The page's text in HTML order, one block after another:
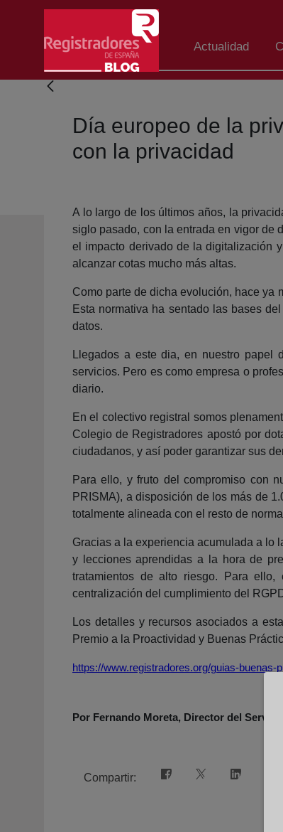
Eduki nagusira joan
Actualidad
Día europeo de la
con la privacidad
A lo largo de los últimos años, la
siglo pasado, con la entrada en vigor de
el impacto derivado de la digitalización
alcanzar cotas mucho más altas.
Como parte de dicha evolución, hace ya
Esta normativa ha sentado las bases
datos.
Llegados a este dia, en nuestro papel
servicios. Pero es como empresa o
diario.
En el colectivo registral somos
Colegio de Registradores apostó por
ciudadanos, y así poder garantizar sus
Para ello, y fruto del compromiso con
PRISMA), a disposición de los más de
totalmente alineada con el resto de
Gracias a la experiencia acumulada a lo
y lecciones aprendidas a la hora de
tratamientos de alto riesgo. Para
centralización del cumplimiento del
Los detalles y recursos asociados a
Premio a la Proactividad y Buenas
https://www.registradores.org/guias-buenas-
Por Fernando Moreta, Director del
Compartir: